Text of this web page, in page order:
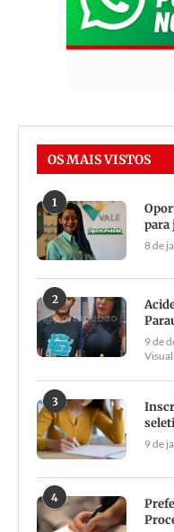
OS MAIS VISTOS
1
para
8 de
2
9 de
3
9 de
4